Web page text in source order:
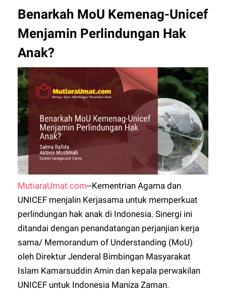
Benarkah MoU Kemenag-Unicef
Menjamin Perlindungan Hak
Anak?
MutiaraUmat.com--Kementrian Agama dan
UNICEF menjalin Kerjasama untuk memperkuat
perlindungan hak anak di Indonesia. Sinergi ini
ditandai dengan penandatangan perjanjian kerja
sama/ Memorandum of Understanding (MoU)
oleh Direktur Jenderal Bimbingan Masyarakat
Islam Kamarsuddin Amin dan kepala perwakilan
UNICEF untuk Indonesia Maniza Zaman.